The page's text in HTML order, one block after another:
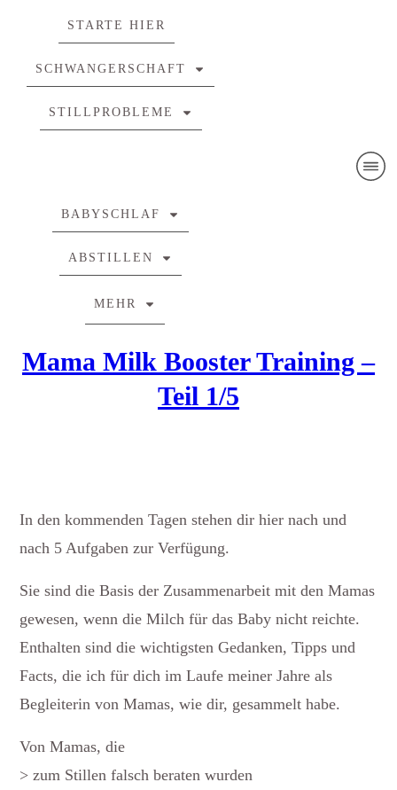
STARTE HIER
SCHWANGERSCHAFT
STILLPROBLEME
BABYSCHLAF
ABSTILLEN
MEHR
Mama Milk Booster Training –
Teil 1/5
In den kommenden Tagen stehen dir hier nach und
nach 5 Aufgaben zur Verfügung.
Sie sind die Basis der Zusammenarbeit mit den Mamas
gewesen, wenn die Milch für das Baby nicht reichte.
Enthalten sind die wichtigsten Gedanken, Tipps und
Facts, die ich für dich im Laufe meiner Jahre als
Begleiterin von Mamas, wie dir, gesammelt habe.
Von Mamas, die
> zum Stillen falsch beraten wurden